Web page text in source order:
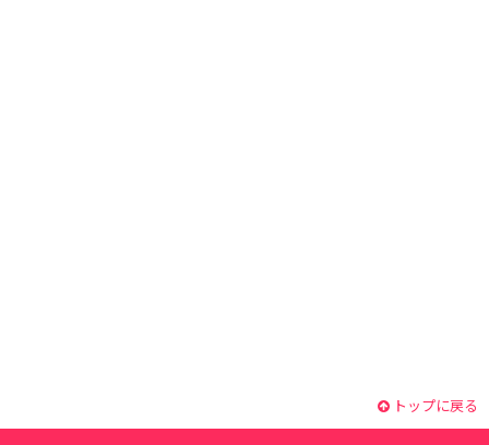
トップに戻る